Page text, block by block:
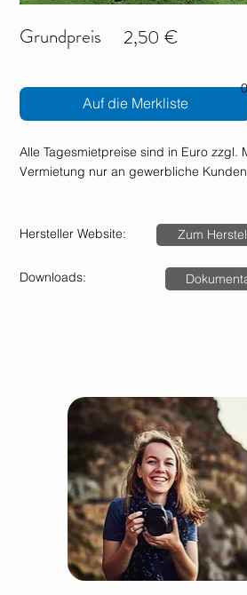
Grundpreis 2,50 €
Auf die Merkliste
0
Alle Tagesmietpreise sind in Euro zzgl.
Vermietung nur an gewerbliche
Hersteller Website: Zum
Downloads: